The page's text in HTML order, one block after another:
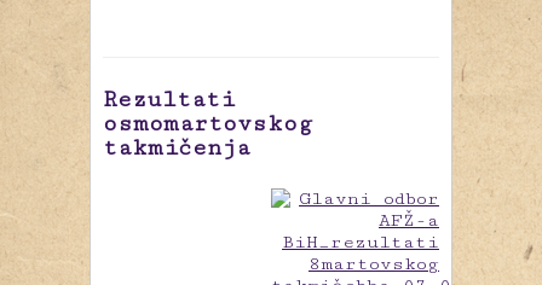
Rezultati
osmomartovskog
takmičenja